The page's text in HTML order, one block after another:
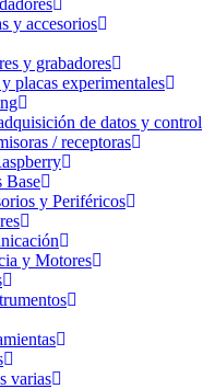
y accesorios
y grabadores
placas experimentales
de datos y control
/ receptoras
Base
y Periféricos
y Motores
varias